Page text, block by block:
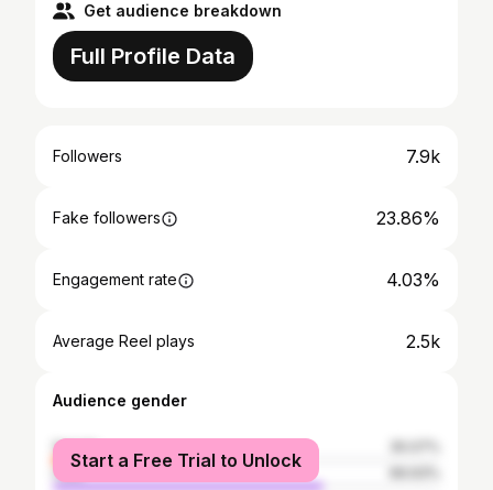
Get audience breakdown
Full Profile Data
Followers 7.9k
Fake followers 23.86%
Engagement rate 4.03%
Average Reel plays 2.5k
Audience gender
female
male
Start a Free Trial to Unlock